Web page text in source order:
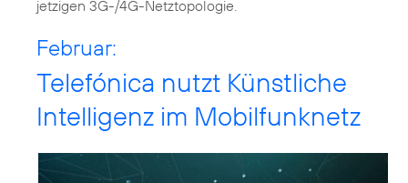
jetzigen 3G-/4G-Netztopologie.
Februar:
Telefónica nutzt Künstliche
Intelligenz im Mobilfunknetz